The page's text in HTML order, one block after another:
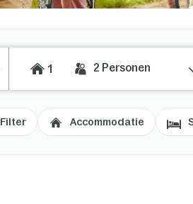
1 2 Personen
Filter Accommodatie